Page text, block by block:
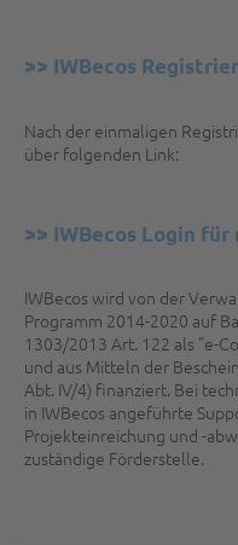
>> IWBecos
Nach der einmaligen
über folgenden Link:
>> IWBecos Login
IWBecos wird von der
Programm 2014-2020 auf
1303/2013 Art. 122 als "e-
und aus Mitteln der
Abt. IV/4) finanziert. Bei
in IWBecos angeführte
Projekteinreichung und -
zuständige Förderstelle.